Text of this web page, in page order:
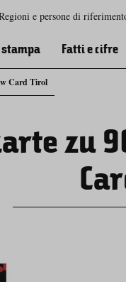
Card Tirol
stampa Fatti e cifre
e persone di
zu